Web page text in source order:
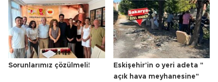
Sorunlarımız çözülmeli!
Eskişehir'in o yeri adeta "
açık hava meyhanesine"